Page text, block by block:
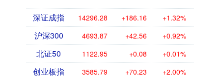
深证成指 14296.28 +186.16 +1.32%
沪深300 4693.87 +42.56 +0.92%
北证50 1122.95 +0.08 +0.01%
创业板指 3585.79 +70.23 +2.00%